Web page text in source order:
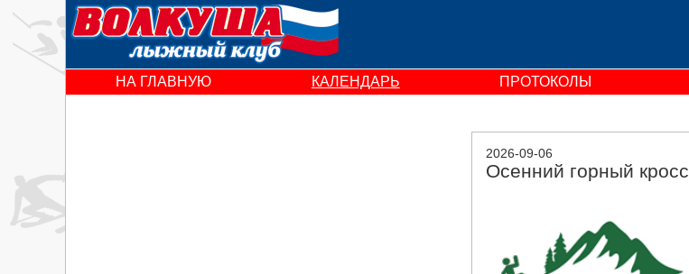
НА ГЛАВНУЮ
КАЛЕНДАРЬ ПРОТОКОЛЫ
2026-09-06
Осенний горный кросс